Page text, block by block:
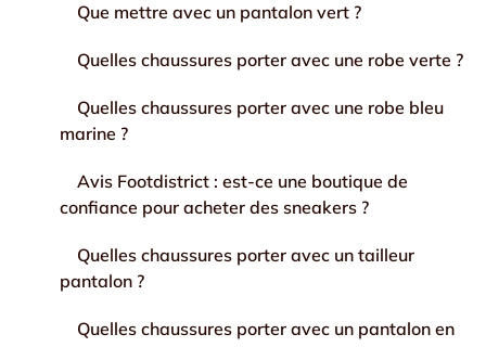
Que mettre avec un pantalon vert ?
Quelles chaussures porter avec une robe verte ?
Quelles chaussures porter avec une robe bleu
marine ?
Avis Footdistrict : est-ce une boutique de
confiance pour acheter des sneakers ?
Quelles chaussures porter avec un tailleur
pantalon ?
Quelles chaussures porter avec un pantalon en